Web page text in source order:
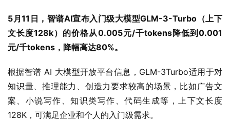
5月11日，智谱AI宣布入门级大模型GLM-3-Turbo（上下
文长度128k）的价格从0.005元/千tokens降低到0.001
元/千tokens，降幅高达80%。
根据智谱 AI 大模型开放平台信息，GLM-3Turbo适用于对
知识量、推理能力、创造力要求较高的场景，比如广告文
案、小说写作、知识类写作、代码生成等，上下文长度
128K，可满足企业和个人的入门级需求。